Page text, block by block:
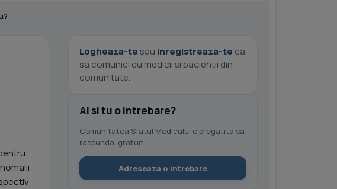
Logheaza-te sau inregistreaza-te ca
sa comunici cu medicii si pacientii din
comunitate.
Ai si tu o intrebare?
Comunitatea Sfatul Medicului e pregatita sa
raspunda, gratuit.
Adreseaza o intrebare